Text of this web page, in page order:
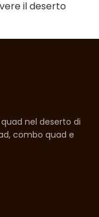
il deserto
nel deserto di
combo quad e